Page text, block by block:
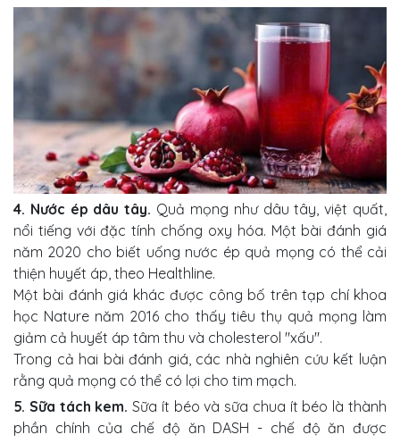
4. Nước ép dâu tây. Quả mọng như dâu tây, việt quất,
nổi tiếng với đặc tính chống oxy hóa. Một bài đánh giá
năm 2020 cho biết uống nước ép quả mọng có thể cải
thiện huyết áp, theo Healthline.
Một bài đánh giá khác được công bố trên tạp chí khoa
học Nature năm 2016 cho thấy tiêu thụ quả mọng làm
giảm cả huyết áp tâm thu và cholesterol "xấu".
Trong cả hai bài đánh giá, các nhà nghiên cứu kết luận
rằng quả mọng có thể có lợi cho tim mạch.
5. Sữa tách kem. Sữa ít béo và sữa chua ít béo là thành
phần chính của chế độ ăn DASH - chế độ ăn được